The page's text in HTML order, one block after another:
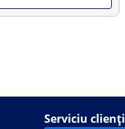
Serviciu clienți